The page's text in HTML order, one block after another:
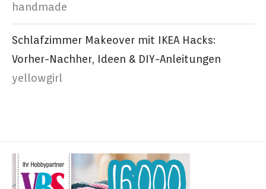
handmade
Schlafzimmer Makeover mit IKEA Hacks:
Vorher-Nachher, Ideen & DIY-Anleitungen
yellowgirl